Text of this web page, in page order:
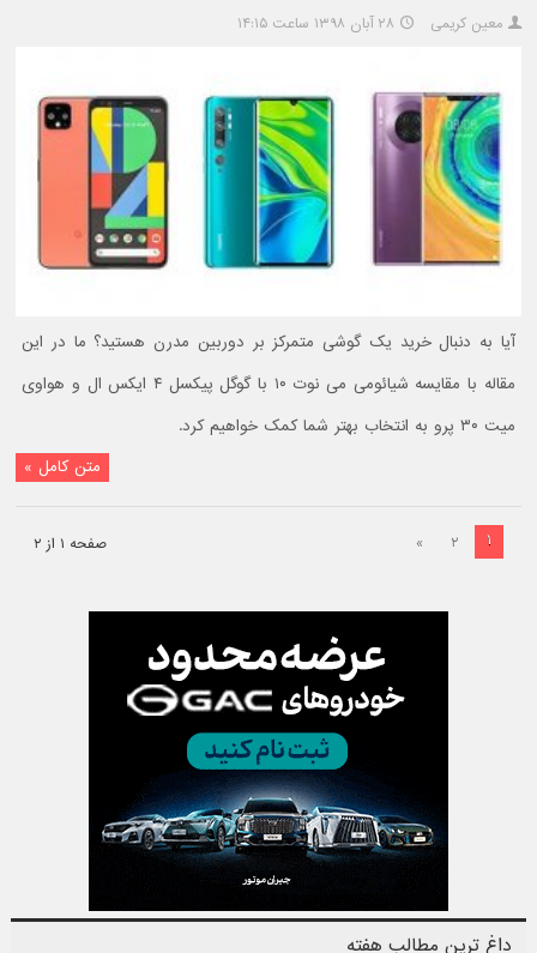
معین کریمی ۲۸ آبان ۱۳۹۸ ساعت ۱۴:۱۵
آیا به دنبال خرید یک گوشی متمرکز بر دوربین مدرن هستید؟ ما در این
مقاله با مقایسه شیائومی می نوت ۱۰ با گوگل پیکسل ۴ ایکس ال و هواوی
میت ۳۰ پرو به انتخاب بهتر شما کمک خواهیم کرد.
متن کامل »
صفحه ۱ از ۲ ۱ ۲ »
داغ ترین مطالب هفته